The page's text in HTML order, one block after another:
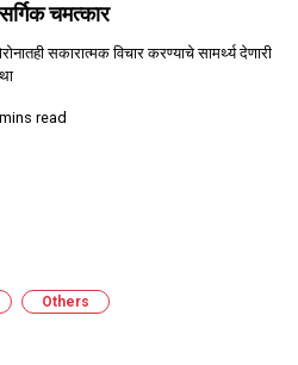
चमत्कार
सकारात्मक विचार करण्याचे सामर्थ्य देणारी
read
Others